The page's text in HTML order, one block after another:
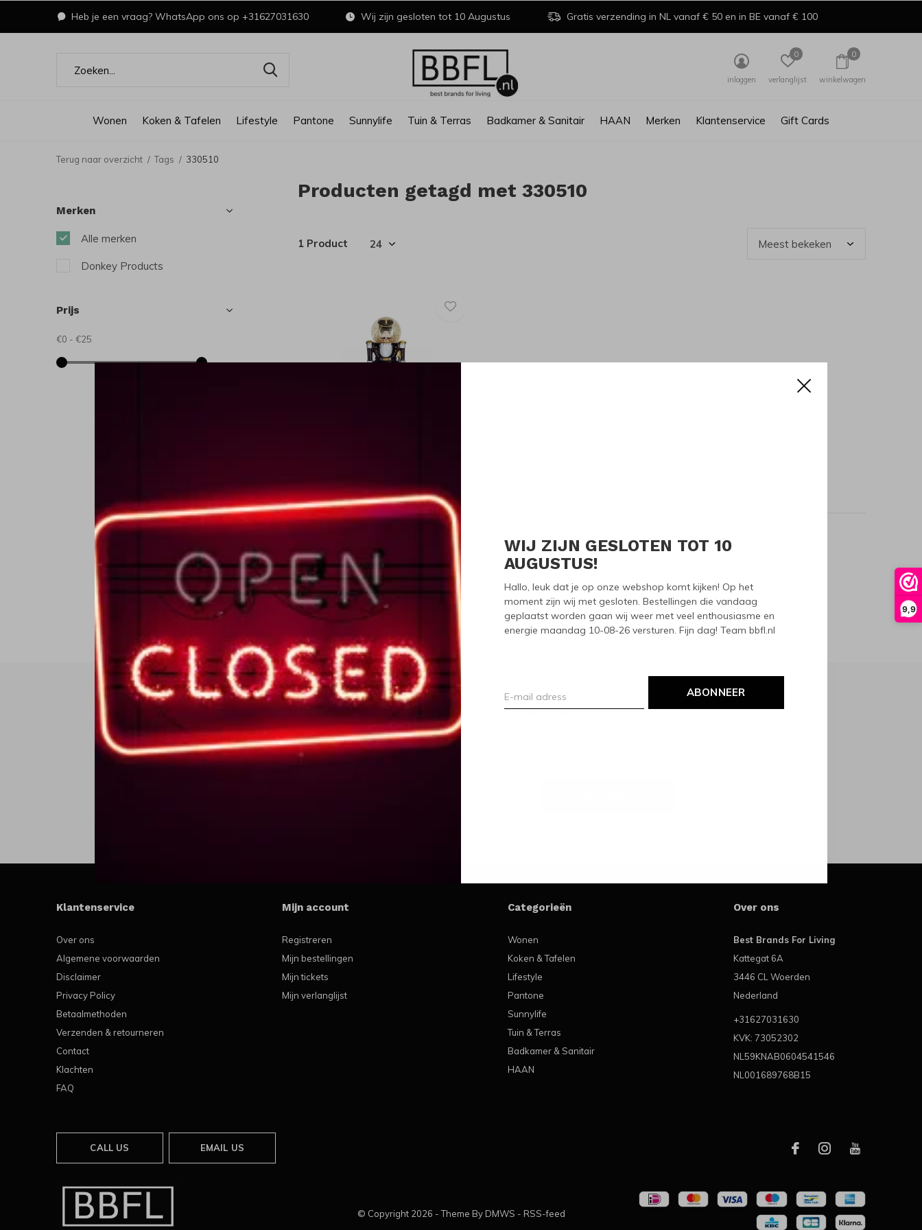
9,9
WIJ ZIJN GESLOTEN TOT 10
AUGUSTUS!
Hallo, leuk dat je op onze webshop komt kijken! Op het
moment zijn wij met gesloten. Bestellingen die vandaag
geplaatst worden gaan wij weer met veel enthousiasme en
energie maandag 10-08-26 versturen. Fijn dag! Team bbfl.nl
ABONNEER
Wonen Koken & Tafelen Lifestyle Pantone Sunnylife Tuin & Terras Badkamer & Sanitair HAAN Merken Klantenservice Gift Cards
inloggen verlanglijst
0
winkelwagen
0
Heb je een vraag? WhatsApp ons op +31627031630 Wij zijn gesloten tot 10 Augustus Gratis verzending in NL vanaf € 50 en in BE vanaf € 100
Terug naar overzicht Tags 330510
Producten getagd met 330510
1 Product
Seen 1 of the 1 products
Merken
Alle merken
Donkey Products
Prijs
€0 - €25
Meld je aan voor onze nieuwsbrief
Ontvang de nieuwste aanbiedingen en promoties
Klantenservice
Over ons
Algemene voorwaarden
Disclaimer
Privacy Policy
Betaalmethoden
Verzenden & retourneren
Contact
Klachten
FAQ
Mijn account
Registreren
Mijn bestellingen
Mijn tickets
Mijn verlanglijst
Categorieën
Wonen
Koken & Tafelen
Lifestyle
Pantone
Sunnylife
Tuin & Terras
Badkamer & Sanitair
HAAN
Over ons
Best Brands For Living
Kattegat 6A
3446 CL Woerden
Nederland
+31627031630
KVK: 73052302
NL59KNAB0604541546
NL001689768B15
CALL US EMAIL US
© Copyright 2026 - Theme By DMWS - RSS-feed